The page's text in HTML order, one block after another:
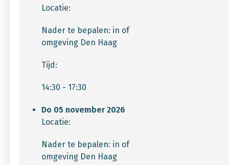
Locatie:
Nader te bepalen: in of
omgeving Den Haag
Tijd:
14:30 - 17:30
Do 05 november 2026
Locatie:
Nader te bepalen: in of
omgeving Den Haag